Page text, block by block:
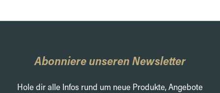
Abonniere unseren Newsletter
Hole dir alle Infos rund um neue Produkte, Angebote